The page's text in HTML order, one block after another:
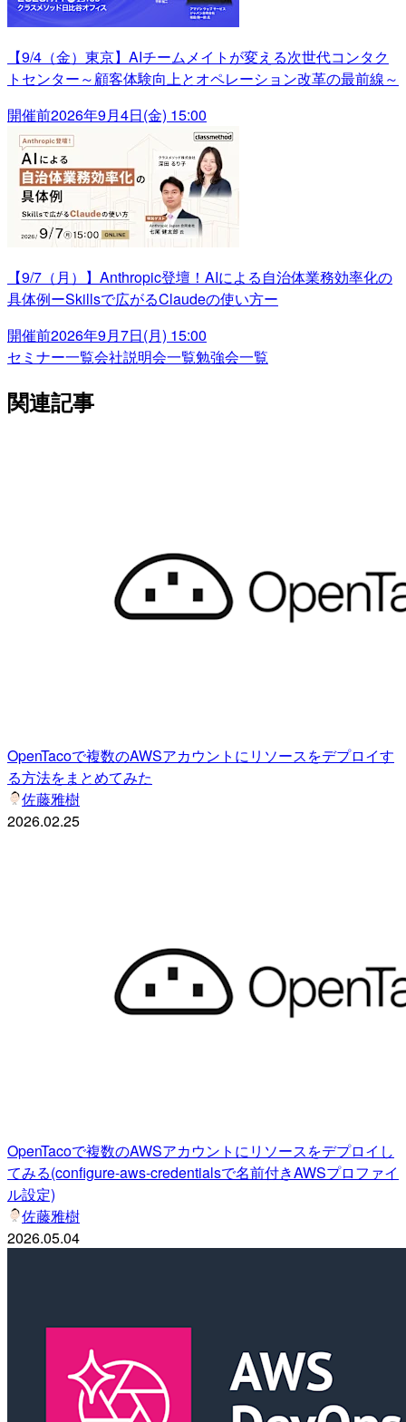
【9/4（金）東京】AIチームメイトが変える次世代コンタク
トセンター～顧客体験向上とオペレーション改革の最前線～
開催前2026年9月4日(金) 15:00
【9/7（月）】Anthropic登壇！AIによる自治体業務効率化の
具体例ーSkillsで広がるClaudeの使い方ー
開催前2026年9月7日(月) 15:00
セミナー一覧会社説明会一覧勉強会一覧
関連記事
OpenTacoで複数のAWSアカウントにリソースをデプロイす
る方法をまとめてみた
佐藤雅樹
2026.02.25
OpenTacoで複数のAWSアカウントにリソースをデプロイし
てみる(configure-aws-credentialsで名前付きAWSプロファイ
ル設定)
佐藤雅樹
2026.05.04